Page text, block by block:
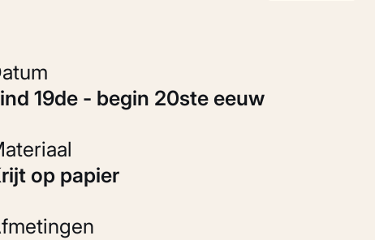
Datum
eind 19de - begin 20ste eeuw
Materiaal
Krijt op papier
Afmetingen